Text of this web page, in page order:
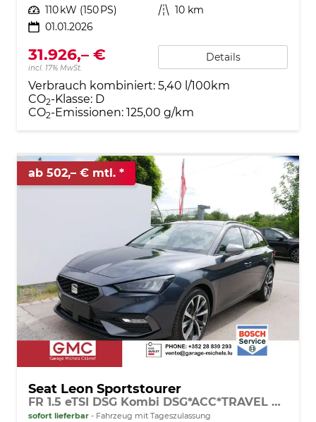
Leistung 110 kW (150 PS) Kilometerstand 10 km
01.01.2026
31.926,– €
incl. 17% MwSt.
Details
Verbrauch kombiniert: 5,40 l/100km
CO2-Klasse: D
CO2-Emissionen: 125,00 g/km
ab 502,– € mtl.
Seat Leon Sportstourer
FR 1.5 eTSI DSG Kombi DSG*ACC*TRAVEL ASSIST*KAMERA*TEMPOMAT*NAVI*FULL LINK*WINTERPAKET*
sofort lieferbar Fahrzeug mit Tageszulassung